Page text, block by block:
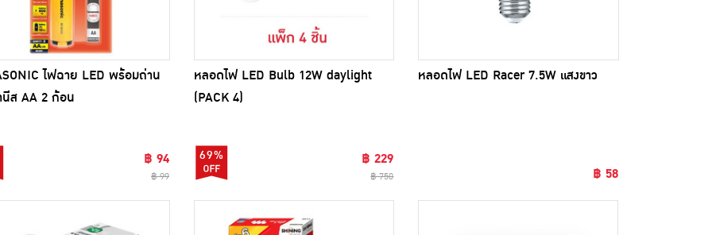
ไฟฉาย LED พร้อมถ่าน
นีส AA 2 ก้อน
฿ 94
฿ 99
หลอดไฟ LED Bulb 12W daylight
(PACK 4)
69% ฿ 229
฿ 750
หลอดไฟ LED Racer 7.5W แสงขาว
฿ 58